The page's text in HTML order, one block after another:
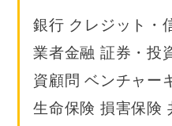
銀行 クレジット・
業者金融 証券・投
資顧問 ベンチャー
生命保険 損害保険